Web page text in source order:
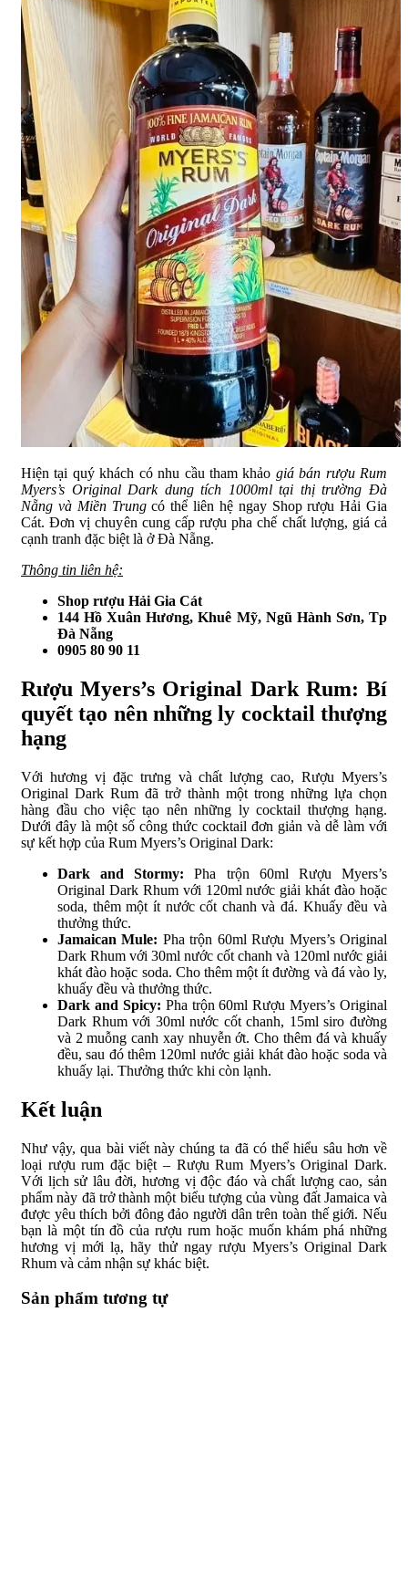
Hiện tại quý khách có nhu cầu tham khảo giá bán rượu Rum
Myers’s Original Dark dung tích 1000ml tại thị trường Đà
Nẵng và Miền Trungcó thể liên hệ ngay Shop rượu Hải Gia
Cát. Đơn vị chuyên cung cấp rượu pha chế chất lượng, giá cả
cạnh tranh đặc biệt là ở Đà Nẵng.
Thông tin liên hệ:
Shop rượu Hải Gia Cát
144 Hồ Xuân Hương, Khuê Mỹ, Ngũ Hành Sơn, Tp
Đà Nẵng
0905 80 90 11
Rượu Myers’s Original Dark Rum: Bí
quyết tạo nên những ly cocktail thượng
hạng
Với hương vị đặc trưng và chất lượng cao, Rượu Myers’s
Original Dark Rum đã trở thành một trong những lựa chọn
hàng đầu cho việc tạo nên những ly cocktail thượng hạng.
Dưới đây là một số công thức cocktail đơn giản và dễ làm với
sự kết hợp của Rum Myers’s Original Dark:
Dark and Stormy: Pha trộn 60ml Rượu Myers’s
Original Dark Rhum với 120ml nước giải khát đào hoặc
soda, thêm một ít nước cốt chanh và đá. Khuấy đều và
thưởng thức.
Jamaican Mule: Pha trộn 60ml Rượu Myers’s Original
Dark Rhum với 30ml nước cốt chanh và 120ml nước giải
khát đào hoặc soda. Cho thêm một ít đường và đá vào ly,
khuấy đều và thưởng thức.
Dark and Spicy: Pha trộn 60ml Rượu Myers’s Original
Dark Rhum với 30ml nước cốt chanh, 15ml siro đường
và 2 muỗng canh xay nhuyễn ớt. Cho thêm đá và khuấy
đều, sau đó thêm 120ml nước giải khát đào hoặc soda và
khuấy lại. Thưởng thức khi còn lạnh.
Kết luận
Như vậy, qua bài viết này chúng ta đã có thể hiểu sâu hơn về
loại rượu rum đặc biệt – Rượu Rum Myers’s Original Dark.
Với lịch sử lâu đời, hương vị độc đáo và chất lượng cao, sản
phẩm này đã trở thành một biểu tượng của vùng đất Jamaica và
được yêu thích bởi đông đảo người dân trên toàn thế giới. Nếu
bạn là một tín đồ của rượu rum hoặc muốn khám phá những
hương vị mới lạ, hãy thử ngay rượu Myers’s Original Dark
Rhum và cảm nhận sự khác biệt.
Sản phẩm tương tự